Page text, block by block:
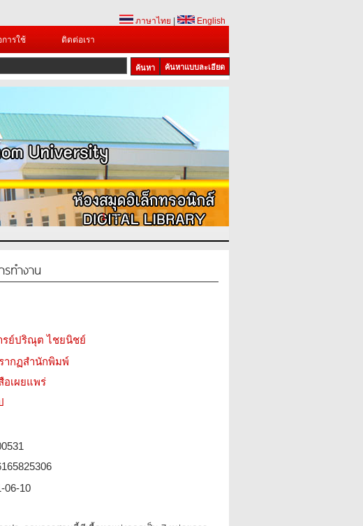
ภาษาไทย
English
ารใช้ ติดต่อเรา
ค้นหาแบบละเอียด
1 2 3
ทำงาน
รย์ปริณุต ไชยนิชย์
ากฏสำนักพิมพ์
อเผยแพร่
06-10